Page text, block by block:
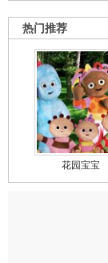
热门推荐
花园宝宝